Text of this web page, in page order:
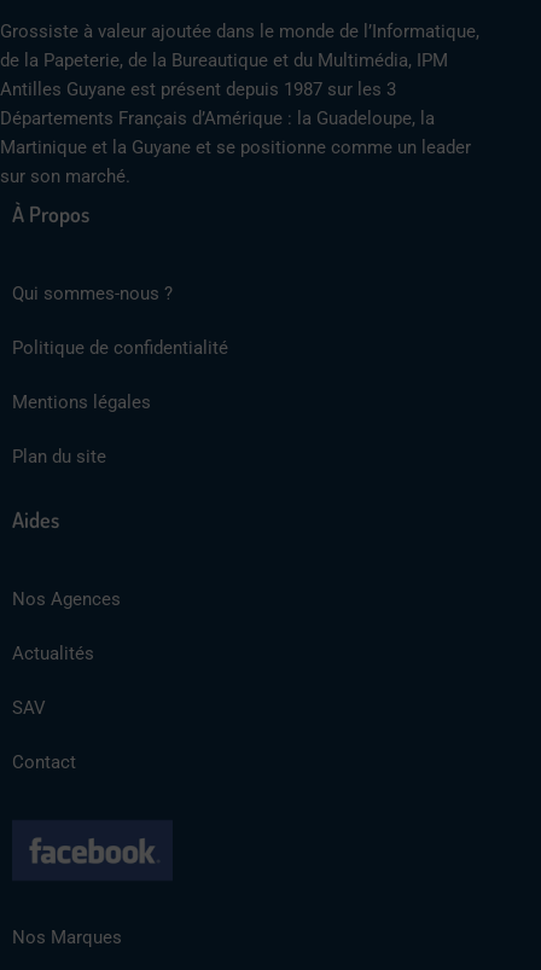
Grossiste à valeur ajoutée dans le monde de l’Informatique,
de la Papeterie, de la Bureautique et du Multimédia, IPM
Antilles Guyane est présent depuis 1987 sur les 3
Départements Français d’Amérique : la Guadeloupe, la
Martinique et la Guyane et se positionne comme un leader
sur son marché.
À Propos
Qui sommes-nous ?
Politique de confidentialité
Mentions légales
Plan du site
Aides
Nos Agences
Actualités
SAV
Contact
Nos Marques